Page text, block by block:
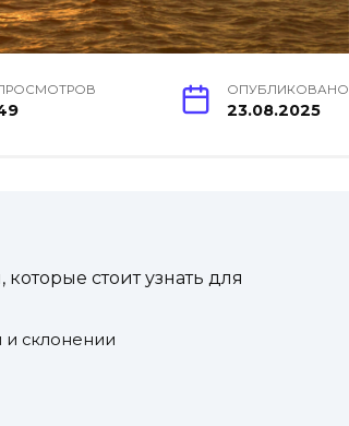
ОПУБЛИКОВАНО
23.08.2025
стоит узнать для
и склонении